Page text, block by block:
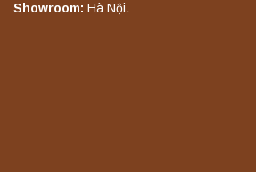
Showroom: Hà Nội.